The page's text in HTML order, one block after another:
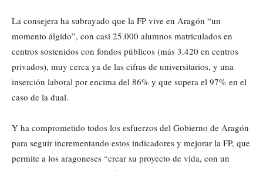
La consejera ha subrayado que la FP vive en Aragón “un
momento álgido”, con casi 25.000 alumnos matriculados en
centros sostenidos con fondos públicos (más 3.420 en centros
privados), muy cerca ya de las cifras de universitarios, y una
inserción laboral por encima del 86% y que supera el 97% en el
caso de la dual.
Y ha comprometido todos los esfuerzos del Gobierno de Aragón
para seguir incrementando estos indicadores y mejorar la FP, que
permite a los aragoneses “crear su proyecto de vida, con un